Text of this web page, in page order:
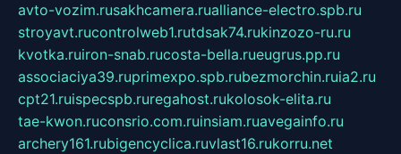
avto-vozim.rusakhcamera.rualliance-electro.spb.ru
stroyavt.rucontrolweb1.rutdsak74.rukinzozo-ru.ru
kvotka.ruiron-snab.rucosta-bella.rueugrus.pp.ru
associaciya39.ruprimexpo.spb.rubezmorchin.ruia2.ru
cpt21.ruispecspb.ruregahost.rukolosok-elita.ru
tae-kwon.ruconsrio.com.ruinsiam.ruavegainfo.ru
archery161.rubigencyclica.ruvlast16.rukorru.net